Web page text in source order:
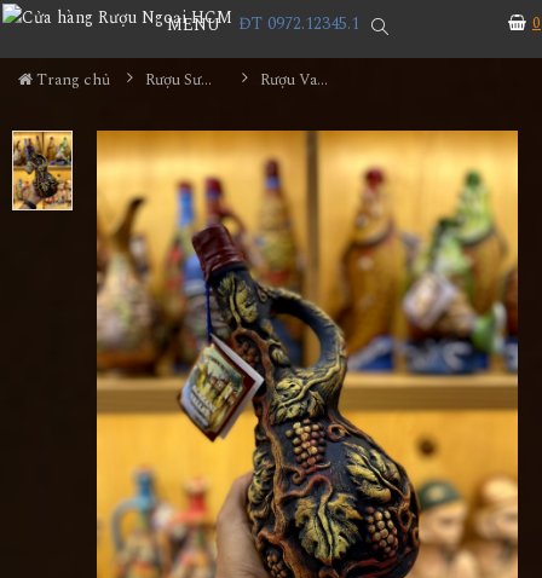
0
MENU ĐT 0972.12345.1
Trang chủ Rượu Sưu Tầm - Nga Rượu Vang Gốm Georgia MS67